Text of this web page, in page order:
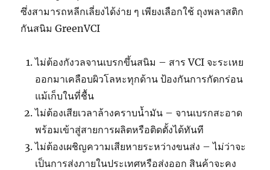
ซึ่งสามารถหลีกเลี่ยงได้ง่าย ๆ เพียงเลือกใช้ ถุงพลาสติก
กันสนิม GreenVCI
ไม่ต้องกังวลจานเบรกขึ้นสนิม – สาร VCI จะระเหย
ออกมาเคลือบผิวโลหะทุกด้าน ป้องกันการกัดกร่อน
แม้เก็บในที่ชื้น
ไม่ต้องเสียเวลาล้างคราบน้ำมัน – จานเบรกสะอาด
พร้อมเข้าสู่สายการผลิตหรือติดตั้งได้ทันที
ไม่ต้องเผชิญความเสียหายระหว่างขนส่ง – ไม่ว่าจะ
เป็นการส่งภายในประเทศหรือส่งออก สินค้าจะคง